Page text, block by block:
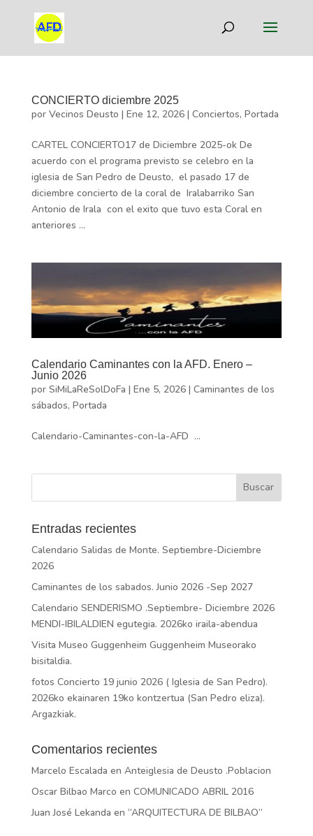
CONCIERTO diciembre 2025
por Vecinos Deusto | Ene 12, 2026| Conciertos, Portada
CARTEL CONCIERTO17 de Diciembre 2025-ok De
acuerdo con el programa previsto se celebro en la
iglesia de San Pedro de Deusto, el pasado 17 de
diciembre concierto de la coral de Iralabarriko San
Antonio de Irala con el exito que tuvo esta Coral en
anteriores ...
Calendario Caminantes con la AFD. Enero –
Junio 2026
por SiMiLaReSolDoFa | Ene 5, 2026| Caminantes de los
sábados, Portada
Calendario-Caminantes-con-la-AFD ...
Entradas recientes
Calendario Salidas de Monte. Septiembre-Diciembre
2026
Caminantes de los sabados. Junio 2026 -Sep 2027
Calendario SENDERISMO .Septiembre- Diciembre 2026
MENDI-IBILALDIEN egutegia. 2026ko iraila-abendua
Visita Museo Guggenheim Guggenheim Museorako
bisitaldia.
fotos Concierto 19 junio 2026 ( Iglesia de San Pedro).
2026ko ekainaren 19ko kontzertua (San Pedro eliza).
Argazkiak.
Comentarios recientes
Marcelo Escalada en Anteiglesia de Deusto .Poblacion
Oscar Bilbao Marco en COMUNICADO ABRIL 2016
Juan José Lekanda en “ARQUITECTURA DE BILBAO”